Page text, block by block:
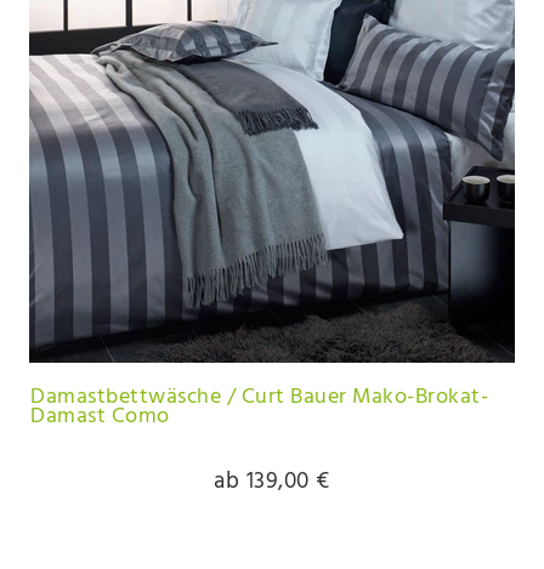
Damastbettwäsche / Curt Bauer Mako-Brokat-
Damast Como
ab 139,00 €